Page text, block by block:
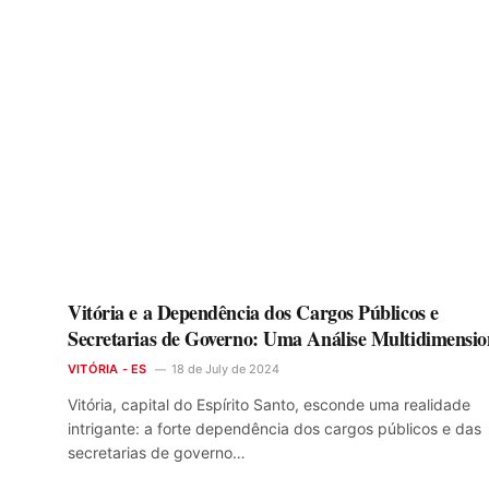
Vitória e a Dependência dos Cargos Públicos e
Secretarias de Governo: Uma Análise
VITÓRIA - ES 18 de July de 2024
Vitória, capital do Espírito Santo, esconde uma realidade
intrigante: a forte dependência dos cargos públicos e das
secretarias de governo…